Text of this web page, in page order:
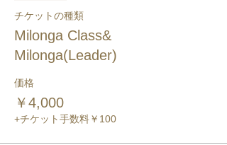
チケットの種類
Milonga Class&
Milonga(Leader)
価格
￥4,000
+チケット手数料￥100